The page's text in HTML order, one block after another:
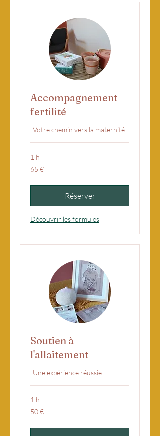
Accompagnement
fertilité
"Votre chemin vers la maternité"
1 h
65
euros
65 €
Réserver
Découvrir les formules
Soutien à
l'allaitement
"Une expérience réussie"
1 h
50
euros
50 €